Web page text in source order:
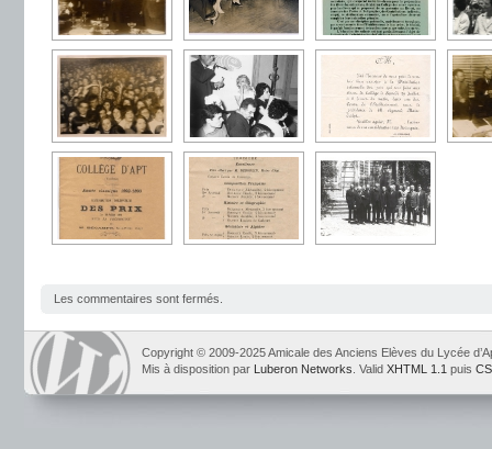
Les commentaires sont fermés.
Copyright © 2009-2025 Amicale des Anciens Elèves du Lycée
Mis à disposition par Luberon Networks . Valid XHTML 1.1 puis